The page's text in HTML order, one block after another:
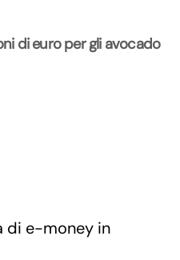
di euro per gli avocado